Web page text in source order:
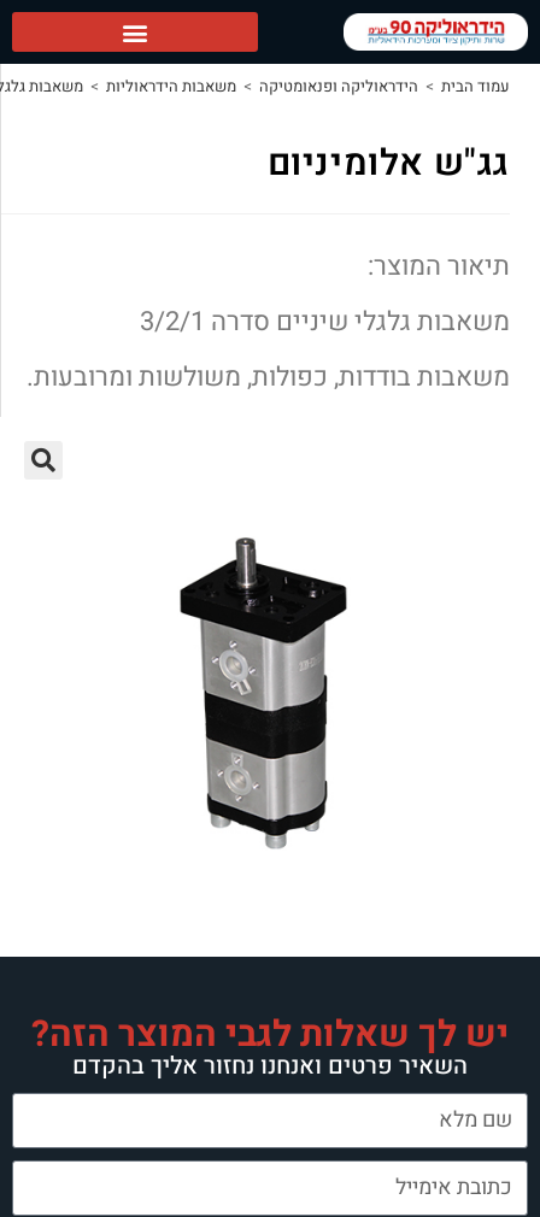
ופנאומטיקה > משאבות הידראוליות > משאבות גלגלי שיניים > גג"ש אלומיניום
סדרה 3/2/1
כפולות, משולשות ומרובעות.
לגבי המוצר הזה?
ואנחנו נחזור אליך בהקדם